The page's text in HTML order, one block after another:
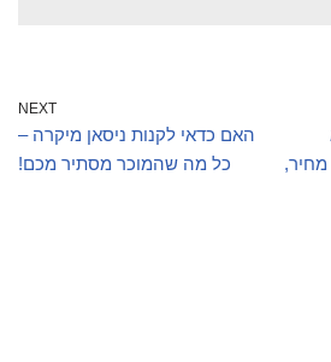
מחיר,
NEXT
האם כדאי לקנות ניסאן מיקרה –
כל מה שהמוכר מסתיר מכם!